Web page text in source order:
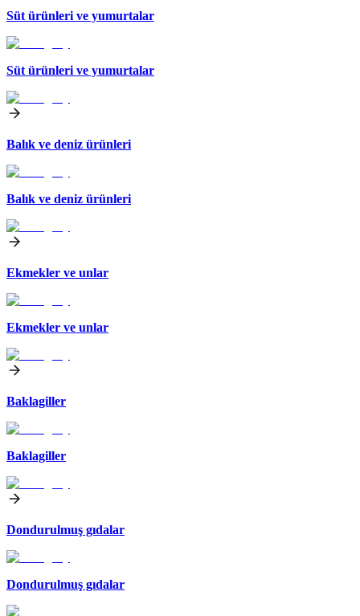
Süt ürünleri ve yumurtalar
Süt ürünleri ve yumurtalar
Balık ve deniz ürünleri
Balık ve deniz ürünleri
Ekmekler ve unlar
Ekmekler ve unlar
Baklagiller
Baklagiller
Dondurulmuş gıdalar
Dondurulmuş gıdalar